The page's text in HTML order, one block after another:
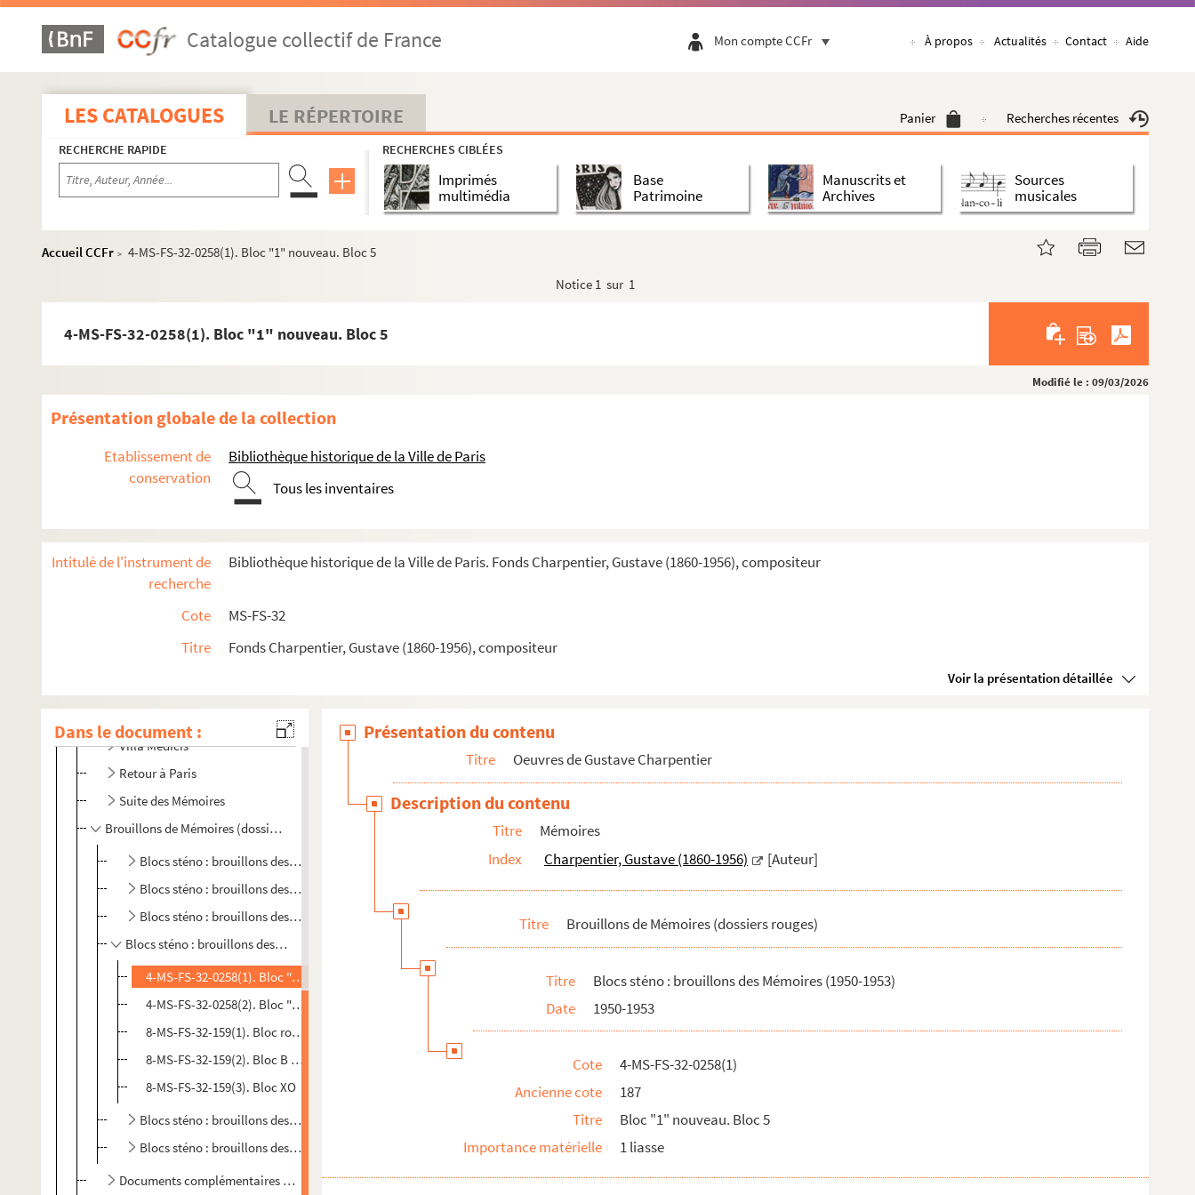
Catalogue collectif de France Mon compte CCFr À propos Actualités Contact Aide
LES CATALOGUES LE RÉPERTOIRE Panier Recherches récentes
RECHERCHE RAPIDE RECHERCHES CIBLÉES
Imprimés
multimédia
Base
Patrimoine
Manuscrits et
Archives
Sources
musicales
Accueil CCFr > 4-MS-FS-32-0258(1). Bloc "1" nouveau. Bloc 5
Notice 1 sur 1
4-MS-FS-32-0258(1). Bloc "1" nouveau. Bloc 5
Modifié le : 09/03/2026
Présentation globale de la collection
Etablissement de
conservation
Bibliothèque historique de la Ville de Paris
Tous les inventaires
Intitulé de l'instrument de
recherche
Bibliothèque historique de la Ville de Paris. Fonds Charpentier, Gustave (1860-1956), compositeur
Cote
MS-FS-32
Titre
Fonds Charpentier, Gustave (1860-1956), compositeur
Voir la présentation détaillée
Dans le document :
Cantate du Prix du Rome : Didon (1887)
Impressions d'Italie (1889)
Louise (1900)
Impression de voyage : Munich (1910)
Villa Médicis
Retour à Paris
Suite des Mémoires
Brouillons de Mémoires (dossiers rouges)
Blocs sténo : brouillons des Mémoires (1930-1944)
Blocs sténo : brouillons des Mémoires (1944-1948)
Blocs sténo : brouillons des Mémoires (1950)
Blocs sténo : brouillons des Mémoires (1950-1953)
4-MS-FS-32-0258(1). Bloc "1" nouveau. Bloc 5
4-MS-FS-32-0258(2). Bloc "51"
8-MS-FS-32-159(1). Bloc rouge 1950. Mém. 1951 / 1952. Bloc T. Bloc PC 53. Bloc BB
8-MS-FS-32-159(2). Bloc B 1951
8-MS-FS-32-159(3). Bloc XO
Blocs sténo : brouillons des Mémoires (sans date)
Blocs sténo : brouillons des Mémoires (sans date et blocs nuls)
Documents complémentaires pour Mémoires
Présentation du contenu
Titre Oeuvres de Gustave Charpentier
Description du contenu
Titre
Mémoires
Index
Charpentier, Gustave (1860-1956) [Auteur]
Titre Brouillons de Mémoires (dossiers rouges)
Titre
Blocs sténo : brouillons des Mémoires (1950-1953)
Date
1950-1953
Cote
4-MS-FS-32-0258(1)
Ancienne cote
187
Titre
Bloc "1" nouveau. Bloc 5
Importance matérielle
1 liasse